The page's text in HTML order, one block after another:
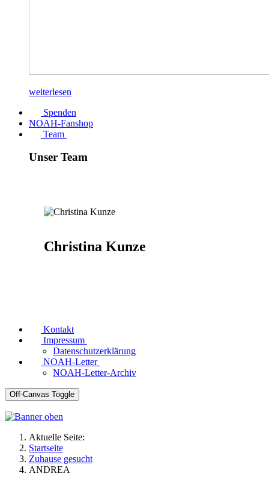
weiterlesen
Spenden
NOAH-Fanshop
Team
Unser Team
Christina Kunze
Kontakt
Impressum
Datenschutzerklärung
NOAH-Letter
NOAH-Letter-Archiv
Off-Canvas Toggle
Aktuelle Seite:
Startseite
Zuhause gesucht
ANDREA